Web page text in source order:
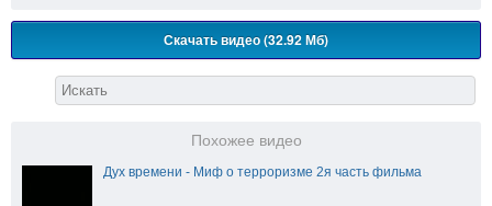
Скачать видео (32.92 Мб)
Похожее видео
Дух времени - Миф о терроризме 2я часть фильма